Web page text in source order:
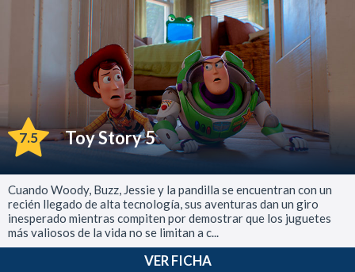
7.5 Toy Story 5
Cuando Woody, Buzz, Jessie y la pandilla se encuentran con un
recién llegado de alta tecnología, sus aventuras dan un giro
inesperado mientras compiten por demostrar que los juguetes
más valiosos de la vida no se limitan a c...
VER FICHA